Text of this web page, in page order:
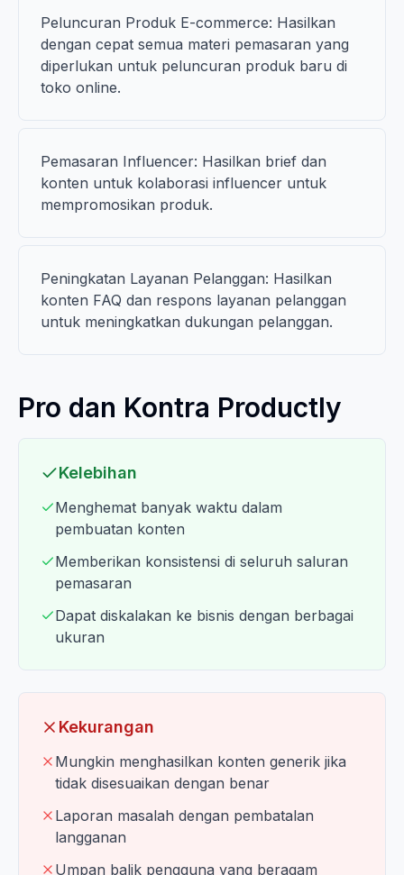
Peluncuran Produk E-commerce: Hasilkan
dengan cepat semua materi pemasaran yang
diperlukan untuk peluncuran produk baru di
toko online.
Pemasaran Influencer: Hasilkan brief dan
konten untuk kolaborasi influencer untuk
mempromosikan produk.
Peningkatan Layanan Pelanggan: Hasilkan
konten FAQ dan respons layanan pelanggan
untuk meningkatkan dukungan pelanggan.
Pro dan Kontra Productly
Kelebihan
Menghemat banyak waktu dalam
pembuatan konten
Memberikan konsistensi di seluruh saluran
pemasaran
Dapat diskalakan ke bisnis dengan berbagai
ukuran
Kekurangan
Mungkin menghasilkan konten generik jika
tidak disesuaikan dengan benar
Laporan masalah dengan pembatalan
langganan
Umpan balik pengguna yang beragam